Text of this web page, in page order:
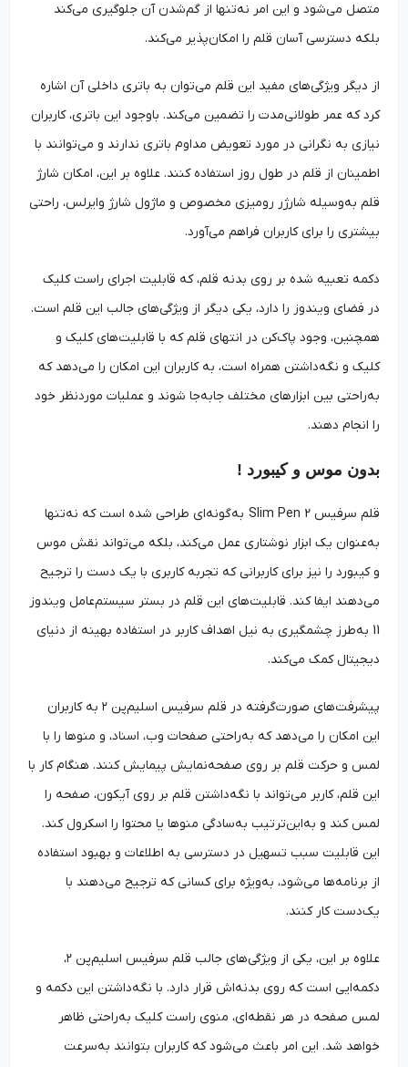
متصل می‌شود و این امر نه‌‌تنها از گم‌شدن آن جلوگیری می‌کند
بلکه دسترسی آسان قلم را امکان‌‌پذیر می‌کند.
از دیگر ویژگی‌های مفید این قلم می‌توان به باتری داخلی آن اشاره
کرد که عمر طولانی‌مدت را تضمین می‌کند. باوجود این باتری، کاربران
نیازی به نگرانی در مورد تعویض مداوم باتری ندارند و می‌توانند با
اطمینان از قلم در طول روز استفاده کنند. علاوه بر این، امکان شارژ
قلم به‌وسیله شارژر رومیزی مخصوص و ماژول شارژ وایرلس، راحتی
بیشتری را برای کاربران فراهم می‌آورد.
دکمه تعبیه شده بر روی بدنه قلم، که قابلیت اجرای راست کلیک
در فضای ویندوز را دارد، یکی دیگر از ویژگی‌های جالب این قلم است.
همچنین، وجود پاک‌کن در انتهای قلم که با قابلیت‌های کلیک و
کلیک و نگه‌داشتن همراه است، به کاربران این امکان را می‌دهد که
به‌‌راحتی بین ابزارهای مختلف جابه‌جا شوند و عملیات موردنظر خود
را انجام دهند.
بدون موس و کیبورد !
قلم سرفیس Slim Pen 2 به‌گونه‌ای طراحی شده است که نه‌تنها
به‌عنوان یک ابزار نوشتاری عمل می‌کند، بلکه می‌تواند نقش موس
و کیبورد را نیز برای کاربرانی که تجربه کاربری با یک دست را ترجیح
می‌دهند ایفا کند. قابلیت‌های این قلم در بستر سیستم‌عامل ویندوز
11 به‌طرز چشمگیری به نیل اهداف کاربر در استفاده بهینه از دنیای
دیجیتال کمک می‌کند.
پیشرفت‌های صورت‌گرفته در قلم سرفیس اسلیم‌پن ۲ به کاربران
این امکان را می‌دهد که به‌راحتی صفحات وب، اسناد، و منوها را با
لمس و حرکت قلم بر روی صفحه‌نمایش پیمایش کنند. هنگام کار با
این قلم، کاربر می‌تواند با نگه‌داشتن قلم بر روی آیکون، صفحه را
لمس کند و به‌این‌ترتیب به‌سادگی منوها یا محتوا را اسکرول کند.
این قابلیت سبب تسهیل در دسترسی به اطلاعات و بهبود استفاده
از برنامه‌ها می‌شود، به‌ویژه برای کسانی که ترجیح می‌دهند با
یک‌دست کار کنند.
علاوه بر این، یکی از ویژگی‌های جالب قلم سرفیس اسلیم‌پن ۲،
دکمه‌ایی است که روی بدنه‌اش قرار دارد. با نگه‌داشتن این دکمه و
لمس صفحه در هر نقطه‌ای، منوی راست کلیک به‌راحتی ظاهر
خواهد شد. این امر باعث می‌شود که کاربران بتوانند به‌سرعت